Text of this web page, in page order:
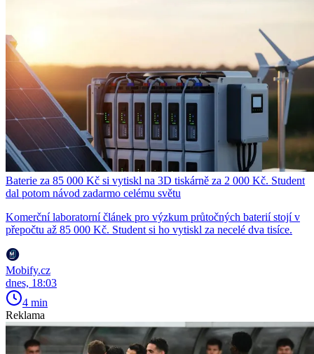
Baterie za 85 000 Kč si vytiskl na 3D tiskárně za 2 000 Kč. Student
dal potom návod zadarmo celému světu
Komerční laboratorní článek pro výzkum průtočných baterií stojí v
přepočtu až 85 000 Kč. Student si ho vytiskl za necelé dva tisíce.
Mobify.cz
dnes, 18:03
4 min
Reklama